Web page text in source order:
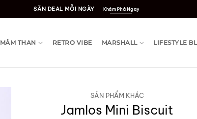
SĂN DEAL MỖI NGÀY Khám Phá Ngay
MÂM THAN RETRO VIBE MARSHALL LIFESTYLE
SẢN PHẨM KHÁC
Jamlos Mini Biscuit